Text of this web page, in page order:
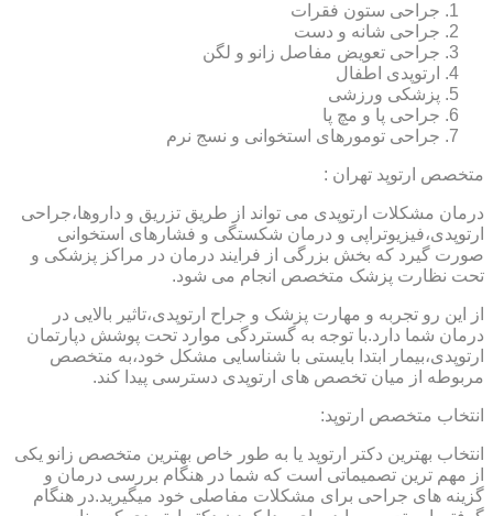
جراحی ستون فقرات
جراحی شانه و دست
جراحی تعویض مفاصل زانو و لگن
ارتوپدی اطفال
پزشکی ورزشی
جراحی پا و مچ پا
جراحی تومورهای استخوانی و نسج نرم
متخصص ارتوپد تهران :
درمان مشکلات ارتوپدی می تواند از طریق تزریق و داروها،جراحی
ارتوپدی،فیزیوتراپی و درمان شکستگی و فشارهای استخوانی
صورت گیرد که بخش بزرگی از فرایند درمان در مراکز پزشکی و
تحت نظارت پزشک متخصص انجام می شود.
از این رو تجربه و مهارت پزشک و جراح ارتوپدی،تاثیر بالایی در
درمان شما دارد.با توجه به گستردگی موارد تحت پوشش دپارتمان
ارتوپدی،بیمار ابتدا بایستی با شناسایی مشکل خود،به متخصص
مربوطه از میان تخصص های ارتوپدی دسترسی پیدا کند.
انتخاب متخصص ارتوپد:
انتخاب بهترین دکتر ارتوپد یا به طور خاص بهترین متخصص زانو یکی
از مهم ترین تصمیماتی است که شما در هنگام بررسی درمان و
گزینه های جراحی برای مشکلات مفاصلی خود میگیرید.در هنگام